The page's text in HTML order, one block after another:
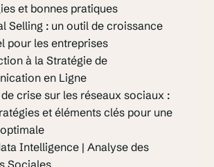
et bonnes pratiques
Selling : un outil de croissance
pour les entreprises
à la Stratégie de
en Ligne
crise sur les réseaux sociaux :
et éléments clés pour une
Intelligence | Analyse des
Sociales